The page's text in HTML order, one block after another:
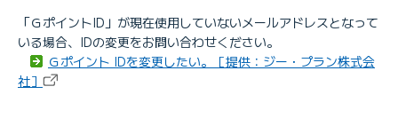
「ＧポイントID」が現在使用していないメールアドレスとなって
いる場合、IDの変更をお問い合わせください。
Ｇポイント IDを変更したい。［提供：ジー・プラン株式会
社］